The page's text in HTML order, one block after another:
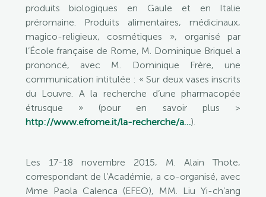
produits biologiques en Gaule et en Italie
préromaine. Produits alimentaires, médicinaux,
magico-religieux, cosmétiques », organisé par
l’École française de Rome, M. Dominique Briquel a
prononcé, avec M. Dominique Frère, une
communication intitulée : « Sur deux vases inscrits
du Louvre. A la recherche d’une pharmacopée
étrusque » (pour en savoir plus >
http://www.efrome.it/la-recherche/a…).
Les 17-18 novembre 2015, M. Alain Thote,
correspondant de l’Académie, a co-organisé, avec
Mme Paola Calenca (EFEO), MM. Liu Yi-ch’ang